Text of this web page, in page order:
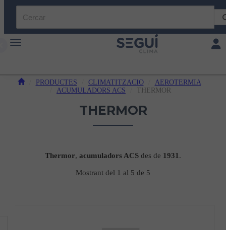
Toggle navigation
PRODUCTES CLIMATITZACIO
AEROTERMIA
ACUMULADORS ACS
THERMOR
THERMOR
Thermor, acumuladors ACS des de 1931 .
Mostrant del 1 al 5 de 5